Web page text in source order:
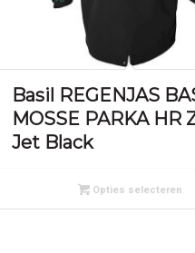
Basil REGENJAS
MOSSE PARKA HR
Jet Black
Opties selecteren